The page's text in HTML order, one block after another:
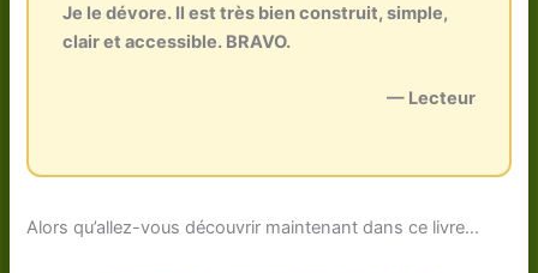
Je le dévore. Il est très bien construit, simple,
clair et accessible. BRAVO.
— Lecteur
Alors qu’allez-vous découvrir maintenant dans ce livre…